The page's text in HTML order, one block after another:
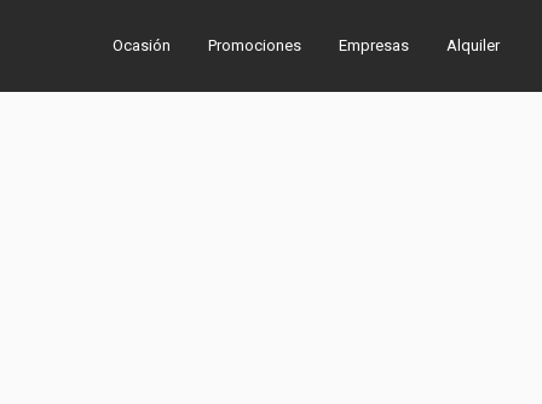
Ocasión Promociones Empresas Alquiler